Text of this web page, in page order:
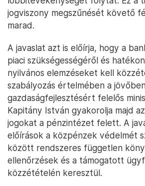
jogviszony megszűnését követő
marad.
A javaslat azt is előírja, hogy a
piaci szükségességéről és
nyilvános elemzéseket kell
szabályozás értelmében a
gazdaságfejlesztésért felelős
Kapitány István gyakorolja majd
jogokat a pénzintézet felett. A
előírások a közpénzek védelmét
között rendszeres független
ellenőrzések és a támogatott
közzétételén keresztül.